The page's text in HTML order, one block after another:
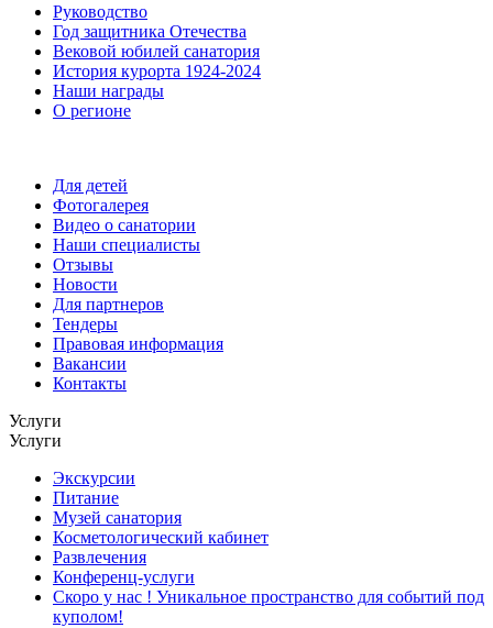
Руководство
Год защитника Отечества
Вековой юбилей санатория
История курорта 1924-2024
Наши награды
О регионе
Для детей
Фотогалерея
Видео о санатории
Наши специалисты
Отзывы
Новости
Для партнеров
Тендеры
Правовая информация
Вакансии
Контакты
Услуги
Услуги
Экскурсии
Питание
Музей санатория
Косметологический кабинет
Развлечения
Конференц-услуги
Скоро у нас ! Уникальное пространство для событий под
куполом!